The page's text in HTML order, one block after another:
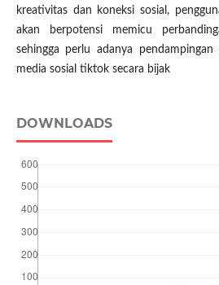
kreativitas dan koneksi sosial,
akan berpotensi memicu
sehingga perlu adanya pendampingan
media sosial tiktok secara bijak
DOWNLOADS